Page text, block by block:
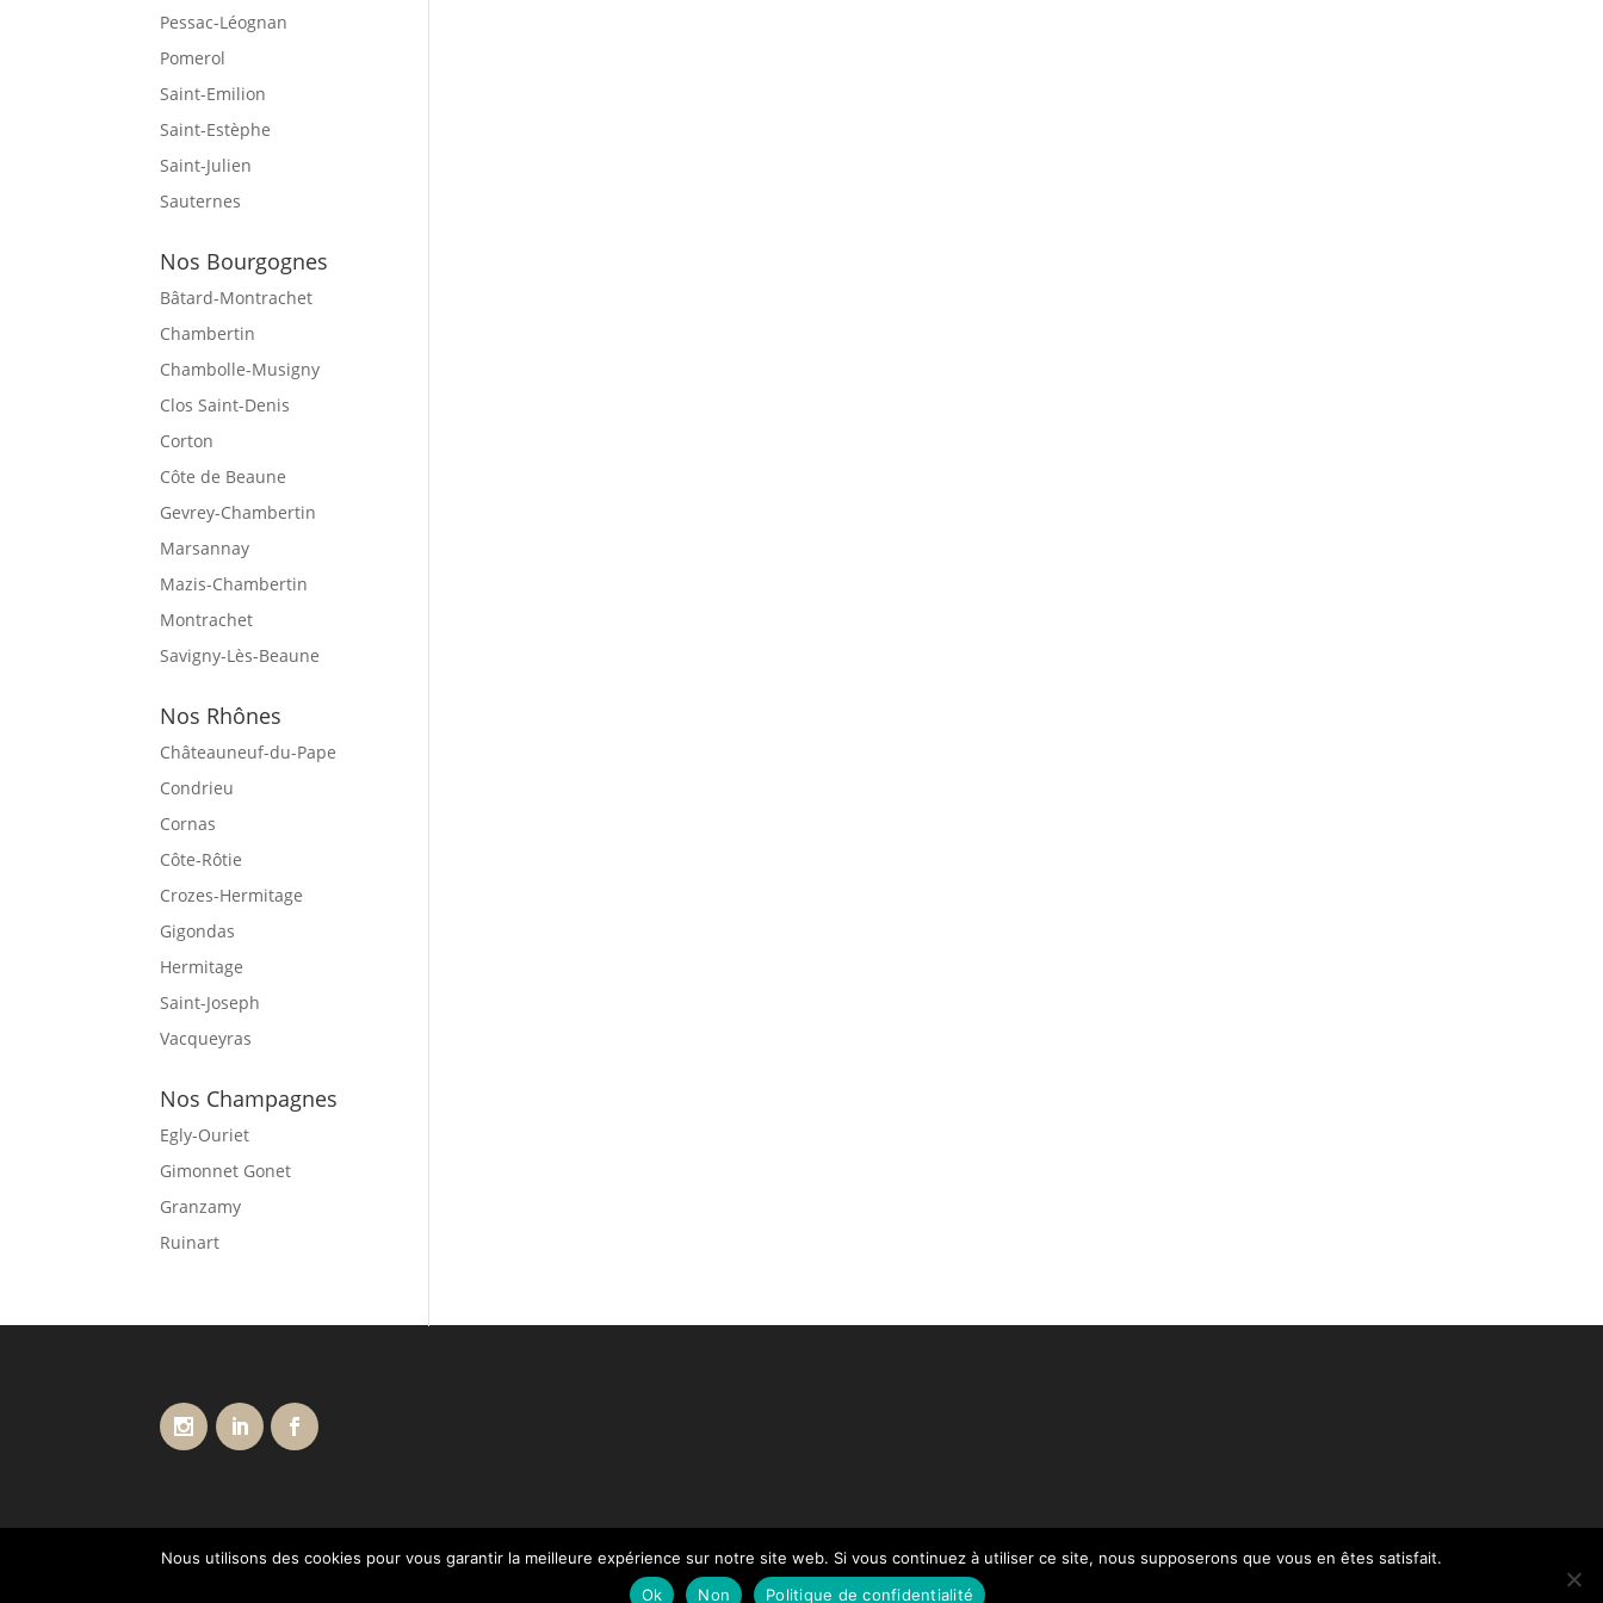
Pessac-Léognan
Pomerol
Saint-Emilion
Saint-Estèphe
Saint-Julien
Sauternes
Nos Bourgognes
Bâtard-Montrachet
Chambertin
Chambolle-Musigny
Clos Saint-Denis
Corton
Côte de Beaune
Gevrey-Chambertin
Marsannay
Mazis-Chambertin
Montrachet
Savigny-Lès-Beaune
Nos Rhônes
Châteauneuf-du-Pape
Condrieu
Cornas
Côte-Rôtie
Crozes-Hermitage
Gigondas
Hermitage
Saint-Joseph
Vacqueyras
Nos Champagnes
Egly-Ouriet
Gimonnet Gonet
Granzamy
Ruinart
Conditions générales de vente Livraisons Paiement Mentions légales Contact Notre Catalogue Politique de confidentialité – RGPD
Nous utilisons des cookies pour vous garantir la meilleure expérience sur notre site web. Si vous continuez à utiliser ce site, nous supposerons que vous en êtes satisfait.
Ok
Non Politique de confidentialité